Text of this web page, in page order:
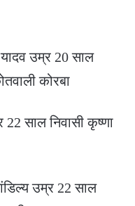
यादव उम्र 20 साल
कोरबा
साल निवासी कृष्णा
उम्र 22 साल